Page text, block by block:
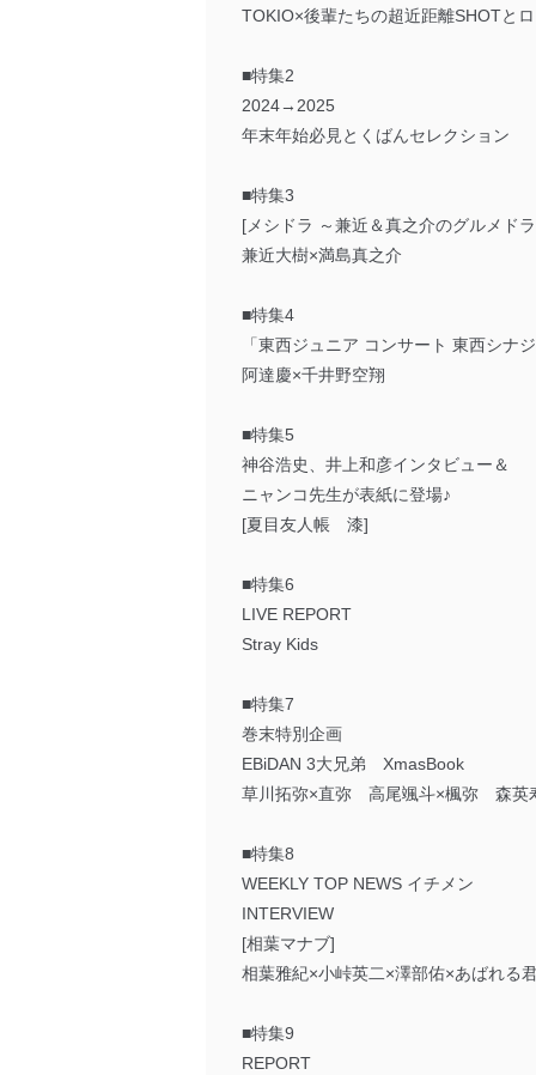
TOKIO×後輩たちの超近距離SHOTと
■特集2
2024→2025
年末年始必見とくばんセレクション
■特集3
[メシドラ ～兼近＆真之介のグルメド
兼近大樹×満島真之介
■特集4
「東西ジュニア コンサート 東西シナ
阿達慶×千井野空翔
■特集5
神谷浩史、井上和彦インタビュー＆
ニャンコ先生が表紙に登場♪
[夏目友人帳 漆]
■特集6
LIVE REPORT
Stray Kids
■特集7
巻末特別企画
EBiDAN 3大兄弟 XmasBook
草川拓弥×直弥 高尾颯斗×楓弥 森英
■特集8
WEEKLY TOP NEWS イチメン
INTERVIEW
[相葉マナブ]
相葉雅紀×小峠英二×澤部佑×あばれる
■特集9
REPORT